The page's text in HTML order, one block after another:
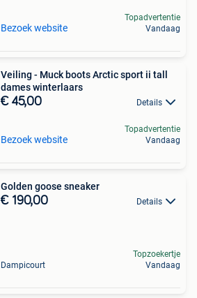
Bezoek website
Topadvertentie
Vandaag
Veiling - Muck boots Arctic sport ii tall
dames winterlaars
€ 45,00 Details
Bezoek website
Topadvertentie
Vandaag
Golden goose sneaker
€ 190,00 Details
Dampicourt
Topzoekertje
Vandaag